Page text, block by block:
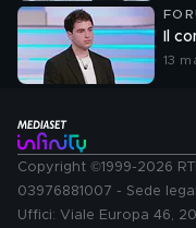
Il
13
Copyright ©1999-2026
03976881007 - Sede
Uffici: Viale Europa 46,